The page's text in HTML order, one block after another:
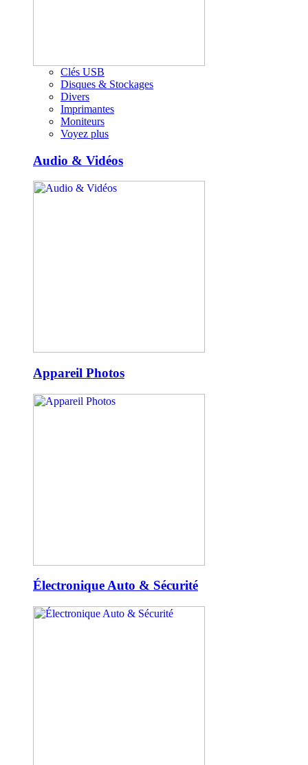
Clés USB
Disques & Stockages
Divers
Imprimantes
Moniteurs
Voyez plus
Audio & Vidéos
Appareil Photos
Électronique Auto & Sécurité